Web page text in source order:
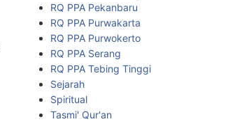
RQ PPA Pekanbaru
RQ PPA Purwakarta
RQ PPA Purwokerto
RQ PPA Serang
RQ PPA Tebing Tinggi
Sejarah
Spiritual
Tasmi' Qur'an